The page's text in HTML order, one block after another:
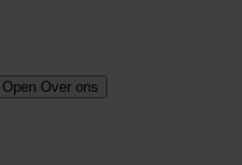
Open Over ons